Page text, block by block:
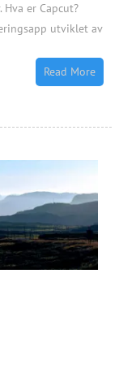
er Capcut?
utviklet av
Read More